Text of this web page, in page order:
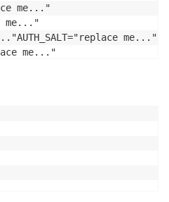
me..."
me..."
me..."
me..."